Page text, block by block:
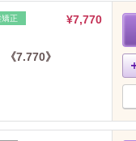
正
¥7,770
7.770》